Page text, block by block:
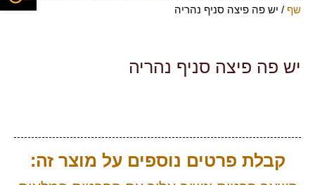
שף / יש פה פיצה סניף נהריה
יש פה פיצה סניף נהריה
קבלת פרטים נוספים על מוצר זה: